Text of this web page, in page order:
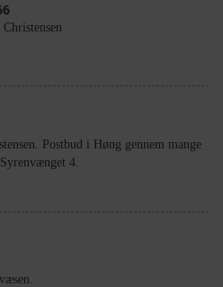
Postbud i Høng gennem mange
4.